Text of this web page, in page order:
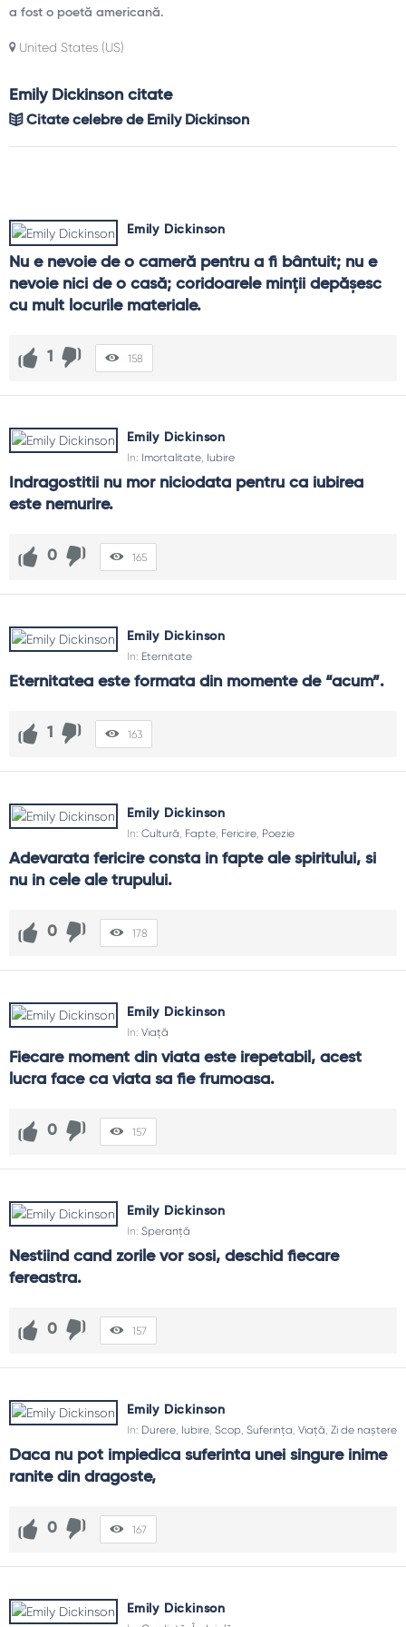
a fost o poetă americană.
United States (US)
Emily Dickinson citate
Citate celebre de Emily Dickinson
Emily Dickinson
Nu e nevoie de o cameră pentru a fi bântuit; nu e
nevoie nici de o casă; coridoarele minţii depăşesc
cu mult locurile materiale.
1 158
Emily Dickinson
In: Imortalitate Iubire
Indragostitii nu mor niciodata pentru ca iubirea
este nemurire.
0 165
Emily Dickinson
In: Eternitate
Eternitatea este formata din momente de “acum”.
1 163
Emily Dickinson
In: Cultură Fapte Fericire Poezie
Adevarata fericire consta in fapte ale spiritului, si
nu in cele ale trupului.
0 178
Emily Dickinson
In: Viață
Fiecare moment din viata este irepetabil, acest
lucra face ca viata sa fie frumoasa.
0 157
Emily Dickinson
In: Speranță
Nestiind cand zorile vor sosi, deschid fiecare
fereastra.
0 157
Emily Dickinson
In: Durere Iubire Scop Suferința Viață Zi de naștere
Daca nu pot impiedica suferinta unei singure inime
ranite din dragoste,
0 167
Emily Dickinson